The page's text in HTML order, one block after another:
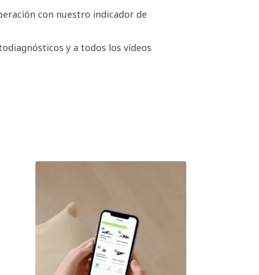
con nuestro indicador de
y a todos los vídeos